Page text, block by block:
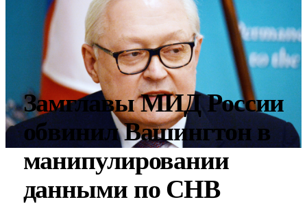
Замглавы МИД России
обвинил Вашингтон в
манипулировании
данными по СНВ